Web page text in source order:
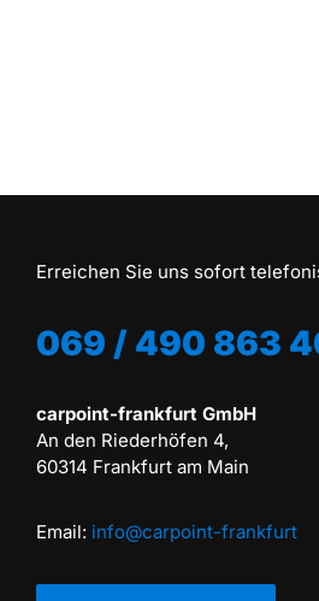
Erreichen Sie uns sofort
069 / 490 863
carpoint-frankfurt GmbH
An den Riederhöfen 4,
60314 Frankfurt am Main
Email: info@carpoint-frankfurt